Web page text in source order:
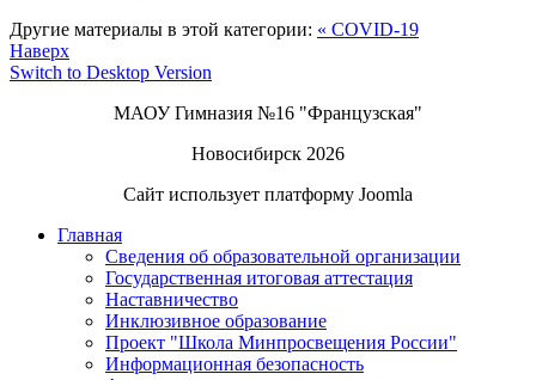
Другие материалы в этой категории: « COVID-19
Наверх
Switch to Desktop Version
МАОУ Гимназия №16 "Французская"
Новосибирск 2026
Сайт использует платформу Joomla
Главная
Сведения об образовательной организации
Государственная итоговая аттестация
Наставничество
Инклюзивное образование
Проект "Школа Минпросвещения России"
Информационная безопасность